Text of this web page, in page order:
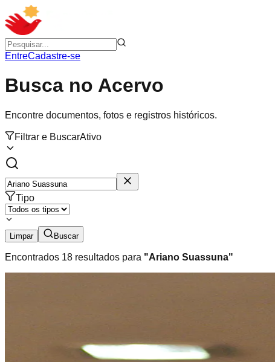
EntreCadastre-se
Busca no Acervo
Encontre documentos, fotos e registros históricos.
Filtrar e BuscarAtivo
Tipo
Limpar Buscar
Encontrados 18 resultados para "Ariano Suassuna"